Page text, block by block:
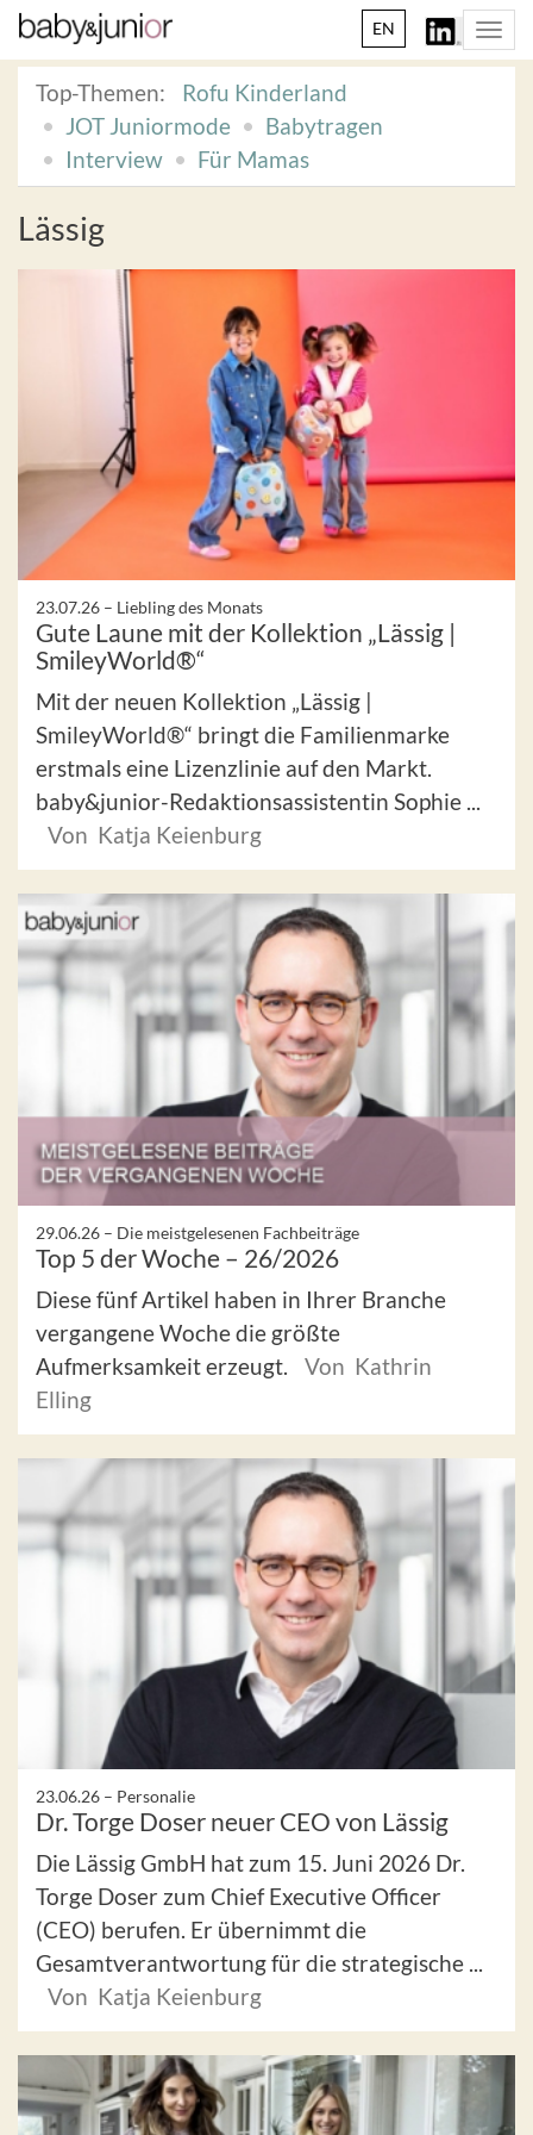
EN
Top-Themen:
Rofu Kinderland
JOT Juniormode
Babytragen
Interview
Für Mamas
Lässig
23.07.26 – Liebling des Monats
Gute Laune mit der Kollektion „Lässig |
SmileyWorld®“
Mit der neuen Kollektion „Lässig |
SmileyWorld®“ bringt die Familienmarke
erstmals eine Lizenzlinie auf den Markt.
baby&junior-Redaktionsassistentin Sophie ...
Von Katja Keienburg
29.06.26 – Die meistgelesenen Fachbeiträge
Top 5 der Woche – 26/2026
Diese fünf Artikel haben in Ihrer Branche
vergangene Woche die größte
Aufmerksamkeit erzeugt.
Von Kathrin
Elling
23.06.26 – Personalie
Dr. Torge Doser neuer CEO von Lässig
Die Lässig GmbH hat zum 15. Juni 2026 Dr.
Torge Doser zum Chief Executive Officer
(CEO) berufen. Er übernimmt die
Gesamtverantwortung für die strategische ...
Von Katja Keienburg